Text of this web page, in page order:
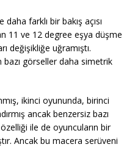
farklı bir bakış açısı
11 ve 12 degree eşya düşme
değişikliğe uğramıştı.
bazı görseller daha simetrik
ikinci oyununda, birinci
ancak benzersiz bazı
ile de oyuncuların bir
Ancak bu macera serüveni